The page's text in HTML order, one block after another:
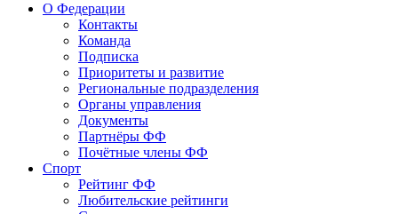
О Федерации
Контакты
Команда
Подписка
Приоритеты и развитие
Региональные подразделения
Органы управления
Документы
Партнёры ФФ
Почётные члены ФФ
Спорт
Рейтинг ФФ
Любительские рейтинги